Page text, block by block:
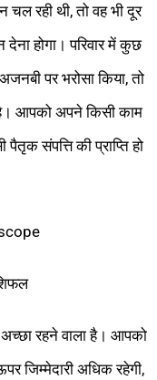
रही थी, तो वह भी दूर
देना होगा। परिवार में कुछ
पर भरोसा किया, तो
आपको अपने किसी काम
संपत्ति की प्राप्ति हो
रहने वाला है। आपको
जिम्मेदारी अधिक रहेगी,